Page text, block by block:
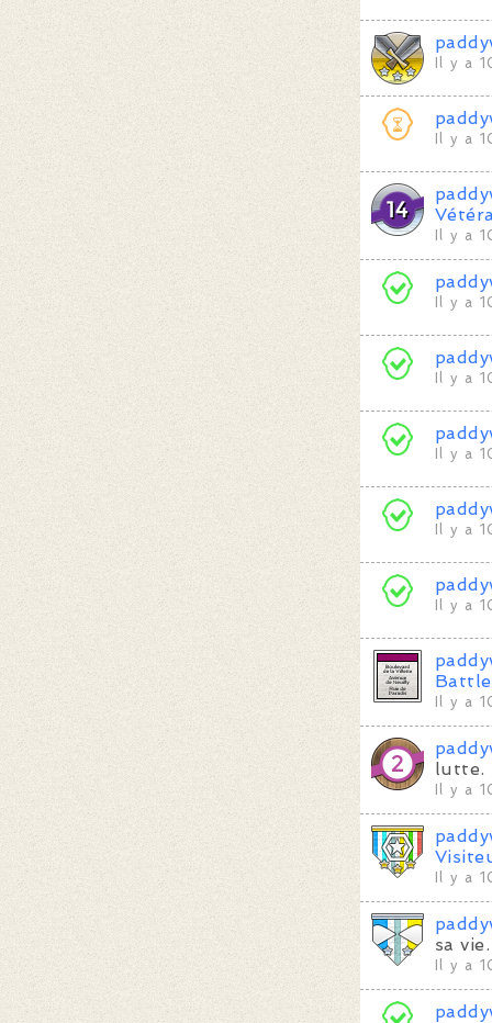
Il y a
Il y a
Il y a
Il y a
Il y a
Il y a
Il y a
Il y a
Il y a
lutte.
Il y a
Il y a
sa vie.
Il y a